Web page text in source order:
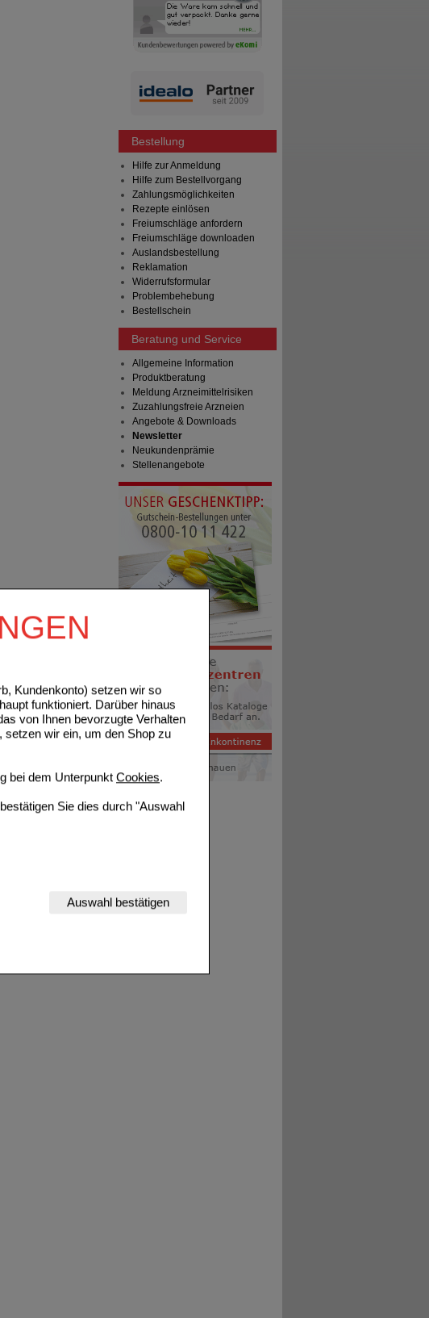
Kundenkonto) setzen wir so
funktioniert. Darüber hinaus
von Ihnen bevorzugte Verhalten
setzen wir ein, um den Shop zu
bei dem Unterpunkt Cookies.
Sie dies durch "Auswahl
unserer Website
verzichtet werden kann.
zu gestalten,
Verhaltensweisen (z.B.
Inhalt auf unserer Website aber
Sie, dass Daten hierfür
Auswahl bestätigen
Bestellung
Hilfe zur Anmeldung
Hilfe zum Bestellvorgang
Zahlungsmöglichkeiten
Rezepte einlösen
Freiumschläge anfordern
Freiumschläge downloaden
Auslandsbestellung
Reklamation
Widerrufsformular
Problembehebung
Bestellschein
Beratung und Service
Allgemeine Information
Produktberatung
Meldung Arzneimittelrisiken
Zuzahlungsfreie Arzneien
Angebote & Downloads
Newsletter
Neukundenprämie
Stellenangebote